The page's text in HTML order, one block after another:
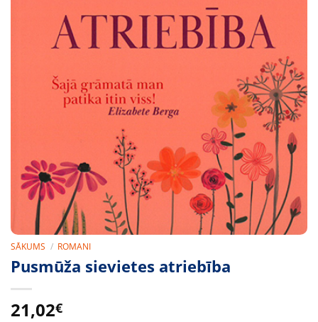
SĀKUMS / ROMANI
Pusmūža sievietes atriebība
21,02€